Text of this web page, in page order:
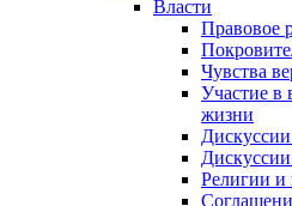
Власти
Правовое
Чувства
Участие в
жизни
Религии и